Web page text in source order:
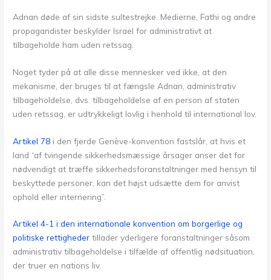
Adnan døde af sin sidste sultestrejke. Medierne, Fathi og andre
propagandister beskylder Israel for administrativt at
tilbageholde ham uden retssag.
Noget tyder på at alle disse mennesker ved ikke, at den
mekanisme, der bruges til at fængsle Adnan, administrativ
tilbageholdelse, dvs. tilbageholdelse af en person af staten
uden retssag, er udtrykkeligt lovlig i henhold til international lov.
Artikel 78 i den fjerde Genève-konvention fastslår, at hvis et
land “af tvingende sikkerhedsmæssige årsager anser det for
nødvendigt at træffe sikkerhedsforanstaltninger med hensyn til
beskyttede personer, kan det højst udsætte dem for anvist
ophold eller internering”.
Artikel 4-1 i den internationale konvention om borgerlige og
politiske rettigheder tillader yderligere foranstaltninger såsom
administrativ tilbageholdelse i tilfælde af offentlig nødsituation,
der truer en nations liv.